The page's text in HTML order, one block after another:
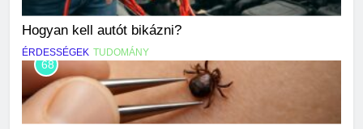
Hogyan kell autót bikázni?
ÉRDESSÉGEK TUDOMÁNY
68